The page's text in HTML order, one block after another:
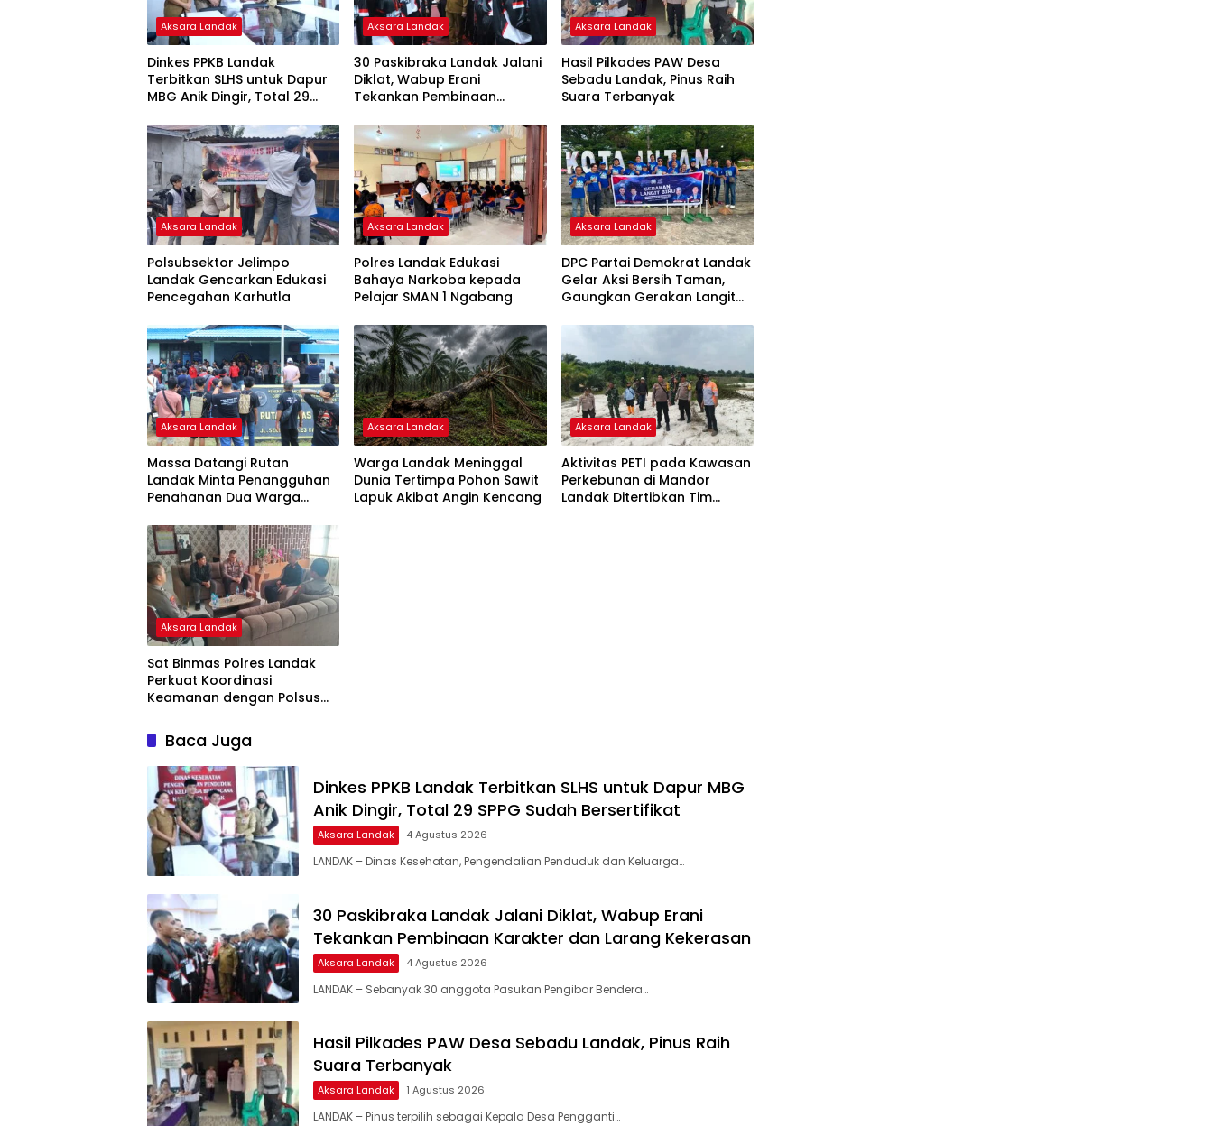
Aksara Landak
Dinkes PPKB Landak
Terbitkan SLHS untuk Dapur
MBG Anik Dingir, Total 29
Aksara Landak
30 Paskibraka Landak Jalani
Diklat, Wabup Erani
Tekankan Pembinaan
Kekerasan
Aksara Landak
Hasil Pilkades PAW Desa
Sebadu Landak, Pinus Raih
Suara Terbanyak
Aksara Landak
Polsubsektor Jelimpo
Landak Gencarkan Edukasi
Pencegahan Karhutla
Aksara Landak
Polres Landak Edukasi
Bahaya Narkoba kepada
Pelajar SMAN 1 Ngabang
Aksara Landak
DPC Partai Demokrat Landak
Gelar Aksi Bersih Taman,
Gaungkan Gerakan Langit
Aksara Landak
Massa Datangi Rutan
Landak Minta Penangguhan
Penahanan Dua Warga
Aksara Landak
Warga Landak Meninggal
Dunia Tertimpa Pohon Sawit
Lapuk Akibat Angin Kencang
Aksara Landak
Aktivitas PETI pada Kawasan
Perkebunan di Mandor
Landak Ditertibkan Tim
Aksara Landak
Sat Binmas Polres Landak
Perkuat Koordinasi
Keamanan dengan Polsus
Baca Juga
Dinkes PPKB Landak Terbitkan SLHS untuk Dapur MBG
Anik Dingir, Total 29 SPPG Sudah Bersertifikat
Aksara Landak 4 Agustus 2026
LANDAK – Dinas Kesehatan, Pengendalian Penduduk dan Keluarga…
30 Paskibraka Landak Jalani Diklat, Wabup Erani
Tekankan Pembinaan Karakter dan Larang Kekerasan
Aksara Landak 4 Agustus 2026
LANDAK – Sebanyak 30 anggota Pasukan Pengibar Bendera…
Hasil Pilkades PAW Desa Sebadu Landak, Pinus Raih
Suara Terbanyak
Aksara Landak 1 Agustus 2026
LANDAK – Pinus terpilih sebagai Kepala Desa Pengganti…